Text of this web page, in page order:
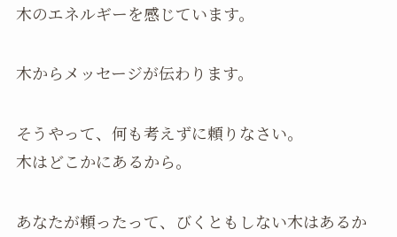
木のエネルギーを感じています。
木からメッセージが伝わります。
そうやって、何も考えずに頼りなさい。
木はどこかにあるから。
あなたが頼ったって、びくともしない木はあるか